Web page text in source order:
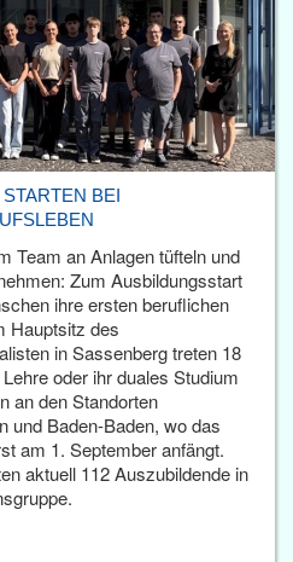
BEI
Team an Anlagen tüfteln und
Zum Ausbildungsstart
ihre ersten beruflichen
Hauptsitz des
in Sassenberg treten 18
oder ihr duales Studium
an den Standorten
und Baden-Baden, wo das
am 1. September anfängt.
aktuell 112 Auszubildende in